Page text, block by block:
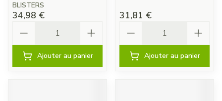
BLISTERS
34,98 €
Ajouter au panier
31,81 €
Ajouter au panier